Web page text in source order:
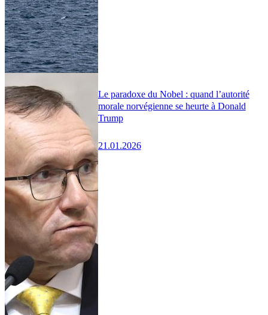
Le paradoxe du Nobel : quand l’autorité
morale norvégienne se heurte à Donald
Trump
21.01.2026